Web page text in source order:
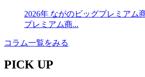
2026年 ながのビッグプレミア
プレミアム商...
コラム一覧をみる
PICK UP